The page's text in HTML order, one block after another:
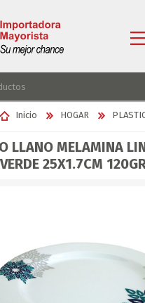
Inicio HOGAR
LLANO MELAMINA
25X1.7CM